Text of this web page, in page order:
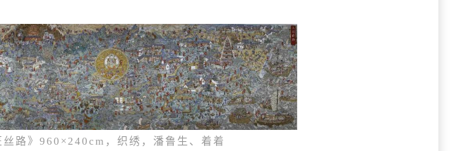
丝路》960×240cm，织绣，潘鲁 生、着着